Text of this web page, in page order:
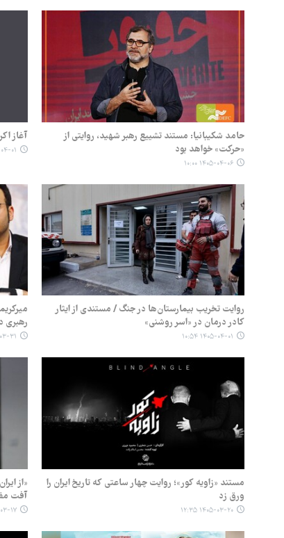
حامد شکیبانیا: مستند تشییع رهبر شهید، روایتی از
«حرکت» خواهد بود
۱۴۰۵-۰۴-۰۶ ۱۰:۰۰
آغاز
۱۴۰۵-
روایت تخریب بیمارستان‌ها در جنگ / مستندی از ایثار
کادر درمان در «اسر روشنی»
۱۴۰۵-۰۴-۰۱ ۱۰:۵۴
رهبری
۱۴۰۵-
مستند «زاویه کور»؛ روایت چهار ساعتی که تاریخ ایران را
ورق زد
۱۴۰۵-۰۳-۲۰ ۱۲:۳۵
«از
آفت
۱۴۰۵-